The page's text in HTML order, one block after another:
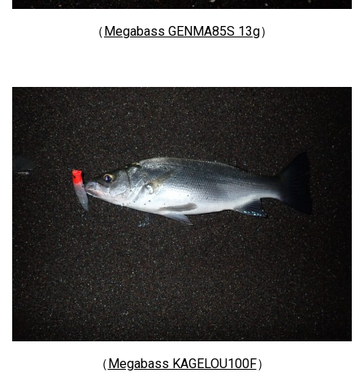
（Megabass GENMA85S 13g）
（ Megabass KAGELOU100F）